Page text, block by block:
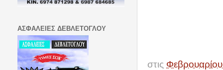
στις
ΑΣΦΑΛΕΙΕΣ ΔΕΒΛΕΤΟΓΛΟΥ